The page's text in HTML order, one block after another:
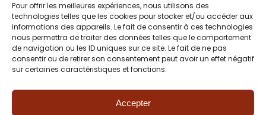
Pour offrir les meilleures expériences, nous utilisons des
technologies telles que les cookies pour stocker et/ou accéder aux
informations des appareils. Le fait de consentir à ces technologies
nous permettra de traiter des données telles que le comportement
de navigation ou les ID uniques sur ce site. Le fait de ne pas
consentir ou de retirer son consentement peut avoir un effet négatif
sur certaines caractéristiques et fonctions.
Accepter
Voir les actualités FCI
FCI